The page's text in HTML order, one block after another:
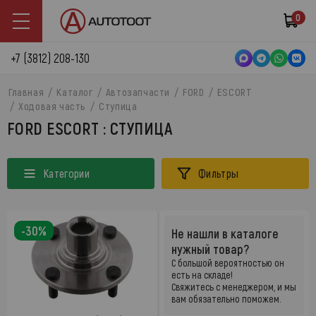
0
+7 (3812) 208-130
Главная Каталог Автозапчасти FORD
ESCORT
Ходовая часть
Ступица
FORD ESCORT : СТУПИЦА
Категории Фильтры
-30%
Не нашли в каталоге
нужный товар?
С большой вероятностью он
есть на складе!
Свяжитесь с менеджером, и мы
вам обязательно поможем.